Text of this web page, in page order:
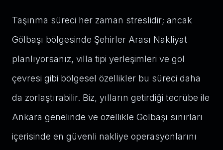
Taşınma süreci her zaman streslidir; ancak
Gölbaşı bölgesinde Şehirler Arası Nakliyat
planlıyorsanız, villa tipi yerleşimleri ve göl
çevresi gibi bölgesel özellikler bu süreci daha
da zorlaştırabilir. Biz, yılların getirdiği tecrübe ile
Ankara genelinde ve özellikle Gölbaşı sınırları
içerisinde en güvenli nakliye operasyonlarını